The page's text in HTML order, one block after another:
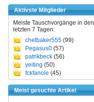
Aktivste Mitglieder
Meiste Tauschvorgänge in den
letzten 7 Tagen:
chetbaker555 (99)
Pegasus0 (57)
patrikbeck (56)
yeiting (50)
fckfanole (45)
Meist gesuchte Artikel